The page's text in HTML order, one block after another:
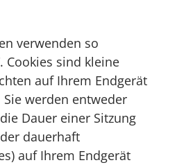
verwenden so
Cookies sind kleine
auf Ihrem Endgerät
werden entweder
Dauer einer Sitzung
dauerhaft
auf Ihrem Endgerät